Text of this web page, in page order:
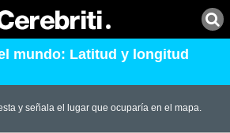
mundo: Latitud y longitud
y señala el lugar que ocuparía en el mapa.